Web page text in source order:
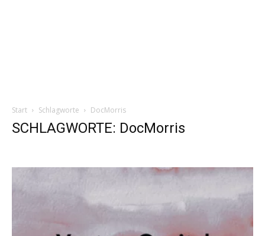
Start Schlagworte DocMorris
SCHLAGWORTE: DocMorris